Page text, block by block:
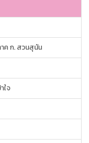
ค ก. สวนสุนัน
ใจ